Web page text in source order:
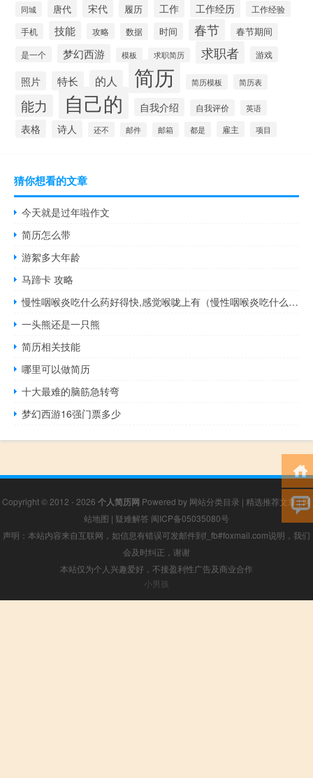
同城 唐代 宋代 履历 工作 工作经历
工作经验
手机
技能 攻略 数据 时间 春节 春节期间
是一个 梦幻西游 模板 求职简历 求职者 游戏
照片 特长 的人 简历 简历模板 简历表
能力 自己的 自我介绍 自我评价 英语
表格 诗人 还不 邮件 邮箱 都是 雇主 项目
猜你想看的文章
今天就是过年啦作文
简历怎么带
游絮多大年龄
马蹄卡 攻略
慢性咽喉炎吃什么药好得快,感觉喉咙上有（慢性咽喉炎吃什么药好）
一头熊还是一只熊
简历相关技能
哪里可以做简历
十大最难的脑筋急转弯
梦幻西游16强门票多少
Copyright © 2012 - 2026 个人简历网 Powered by 网站分类目录 | 精选推荐文章|网
站地图 | 疑难解答 闽ICP备05035080号
声明：本站内容来自互联网，如信息有错误可发邮件到f_fb#foxmail.com说明，我们
会及时纠正，谢谢
本站仅为个人兴趣爱好，不接盈利性广告及商业合作
小男孩